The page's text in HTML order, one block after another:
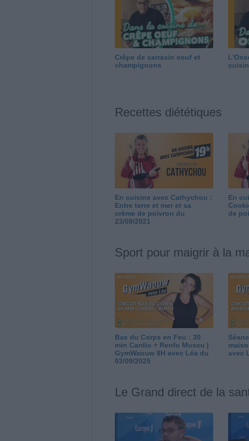
Crêpe de sarrasin oeuf et
champignons
Recettes diététiques
En cuisine avec Cathychou :
Entre terre et mer et sa
crème de poivron du
23/09/2021
En
de
Sport pour maigrir à la
Bas du Corps en Feu : 30
min Cardio + Renfo Muscu |
GymWaouw 8H avec Léa du
03/09/2025
avec
Le Grand direct de la